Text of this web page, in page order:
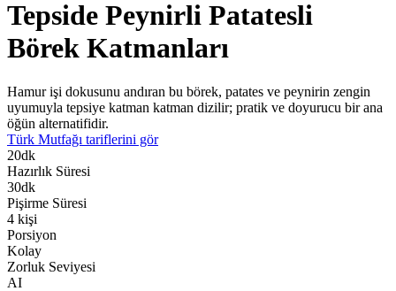
Tepside Peynirli Patatesli
Börek Katmanları
Hamur işi dokusunu andıran bu börek, patates ve peynirin zengin
uyumuyla tepsiye katman katman dizilir; pratik ve doyurucu bir ana
öğün alternatifidir.
Türk Mutfağı tariflerini gör
20dk
Hazırlık Süresi
30dk
Pişirme Süresi
4 kişi
Porsiyon
Kolay
Zorluk Seviyesi
AI